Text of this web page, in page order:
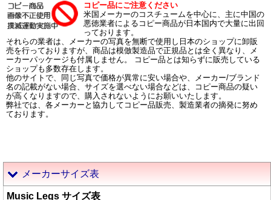
コピー品にご注意ください
米国メーカーのコスチュームを中心に、主に中国の
悪徳業者によるコピー商品が日本国内で大量に出回
っております。
それらの業者は、メーカーの写真を無断で使用し日本のショップに卸販
売を行っておりますが、商品は模倣製造品で正規品とは全く異なり、メ
ーカーパッケージも付属しません。 コピー品とは知らずに販売している
ショップも多数存在します。
他のサイトで、同じ写真で価格が異常に安い場合や、メーカー/ブランド
名の記載がない場合、サイズを選べない場合などは、コピー商品の疑い
が高くなりますので、購入されないようにお願いいたします。
弊社では、各メーカーと協力してコピー品販売、製造業者の摘発に努め
ております。
メーカーサイズ表
Music Legs サイズ表